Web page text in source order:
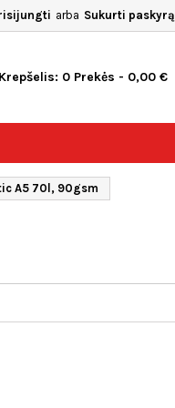
arba Sukurti paskyrą
Krepšelis: 0 Prekės - 0,00 €
A5 70l, 90gsm